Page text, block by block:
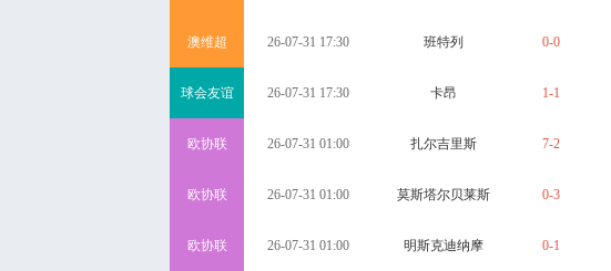
澳维超 26-07-31 17:30 班特列 0-0
球会友谊 26-07-31 17:30 卡昂 1-1
欧协联 26-07-31 01:00 扎尔吉里斯 7-2
欧协联 26-07-31 01:00 莫斯塔尔贝莱斯 0-3
欧协联 26-07-31 01:00 明斯克迪纳摩 0-1